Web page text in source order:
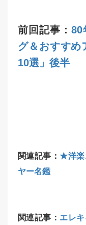
前回記事： 80
グ＆おすすめ
10選」後半
関連記事：★洋楽
ヤー名鑑
関連記事： エレ